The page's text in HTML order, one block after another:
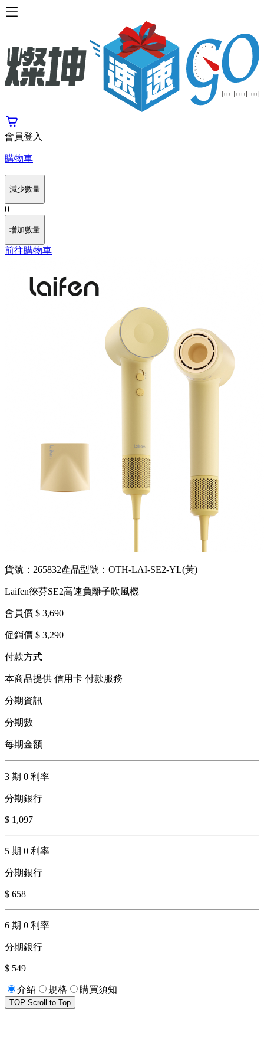
會員登入
購物車
減少數量
0
增加數量
前往購物車
貨號：265832產品型號：OTH-LAI-SE2-YL(黃)
Laifen徠芬SE2高速負離子吹風機
會員價 $ 3,690
促銷價 $ 3,290
付款方式
本商品提供 信用卡 付款服務
分期資訊
分期數
每期金額
3 期 0 利率
分期銀行
$ 1,097
5 期 0 利率
分期銀行
$ 658
6 期 0 利率
分期銀行
$ 549
介紹 規格 購買須知
TOP Scroll to Top